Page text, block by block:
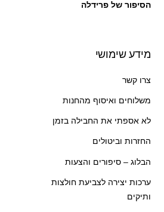
הסיפור של פרידלה
מידע שימושי
צרו קשר
משלוחים ואיסוף מהחנות
לא אספתי את החבילה בזמן
החזרות וביטולים
הבלוג – סיפורים והצעות
ערכות יצירה לצביעת חולצות
ותיקים